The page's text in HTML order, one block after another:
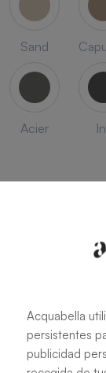
Sand
Acier
Savanna
Acquabella
persistentes
publicidad